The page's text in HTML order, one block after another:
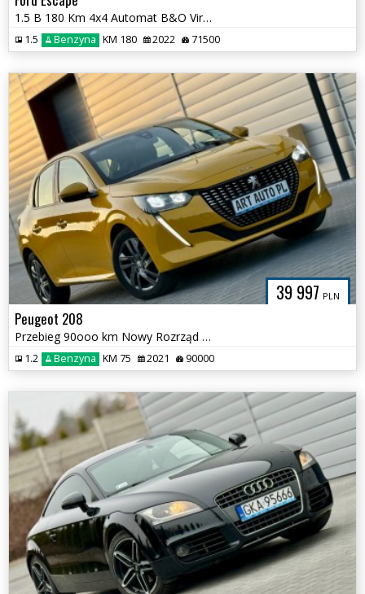
1.5 B 180 Km 4x4 Automat B&O Virtual
1.5 Benzyna KM 180 2022 71500
39 997 PLN
Peugeot 208
Przebieg 90ooo km Nowy Rozrząd Pełen serwis
1.2 Benzyna KM 75 2021 90000